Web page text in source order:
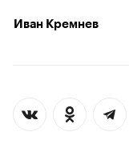
Иван Кремнев